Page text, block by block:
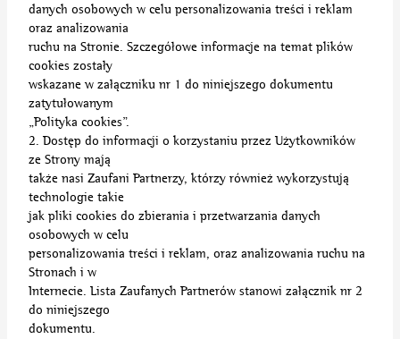
danych osobowych w celu personalizowania treści i reklam
oraz analizowania
ruchu na Stronie. Szczegółowe informacje na temat plików
cookies zostały
wskazane w załączniku nr 1 do niniejszego dokumentu
zatytułowanym
„Polityka cookies”.
2. Dostęp do informacji o korzystaniu przez Użytkowników
ze Strony mają
także nasi Zaufani Partnerzy, którzy również wykorzystują
technologie takie
jak pliki cookies do zbierania i przetwarzania danych
osobowych w celu
personalizowania treści i reklam, oraz analizowania ruchu na
Stronach i w
Internecie. Lista Zaufanych Partnerów stanowi załącznik nr 2
do niniejszego
dokumentu.